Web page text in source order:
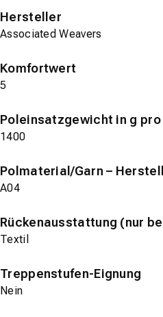
Hersteller
Associated Weavers
Komfortwert
5
Poleinsatzgewicht in g pro
1400
Polmaterial/Garn –
A04
Rückenausstattung (nur
Textil
Treppenstufen-Eignung
Nein